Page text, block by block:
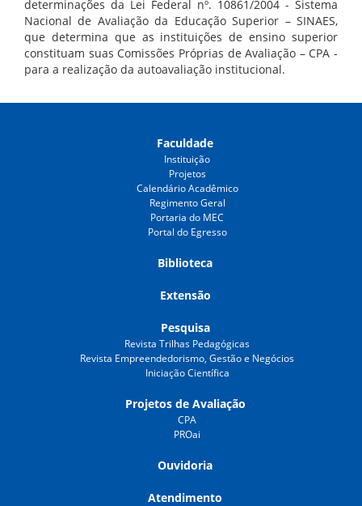
determinações da Lei Federal nº. 10861/2004 - Sistema
Nacional de Avaliação da Educação Superior – SINAES,
que determina que as instituições de ensino superior
constituam suas Comissões Próprias de Avaliação – CPA -
para a realização da autoavaliação institucional.
Faculdade
Instituição
Projetos
Calendário Acadêmico
Regimento Geral
Portaria do MEC
Portal do Egresso
Biblioteca
Extensão
Pesquisa
Revista Trilhas Pedagógicas
Revista Empreendedorismo, Gestão e Negócios
Iniciação Científica
Projetos de Avaliação
CPA
PROai
Ouvidoria
Atendimento